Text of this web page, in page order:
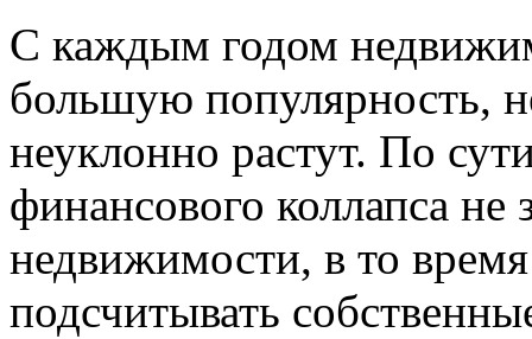
С каждым годом
большую популярность,
неуклонно растут. По
финансового коллапса
недвижимости, в то
подсчитывать